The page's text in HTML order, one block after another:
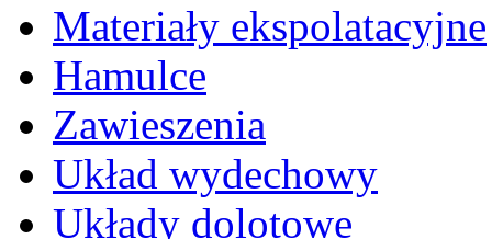
Materiały ekspolatacyjne
Hamulce
Zawieszenia
Układ wydechowy
Układy dolotowe